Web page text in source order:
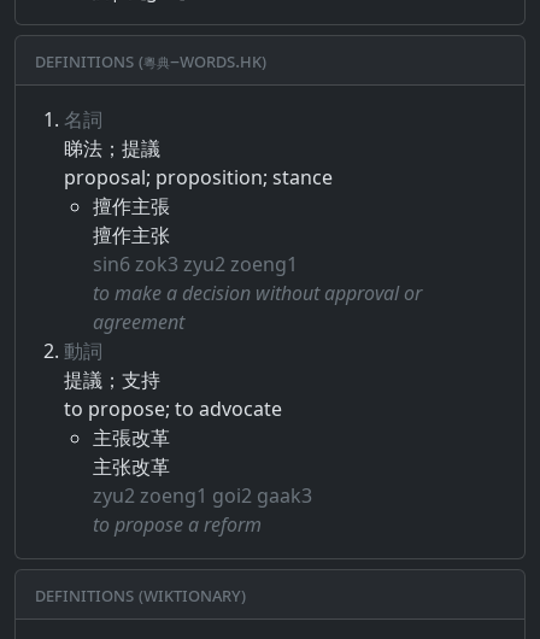
Definitions (粵典–words.hk)
名詞
睇​法​；​提議
proposal; proposition; stance
擅作主張
擅作主张
sin6 zok3 zyu2 zoeng1
to make a decision without approval or
agreement
動詞
提議​；​支持
to propose; to advocate
主張改革
主张改革
zyu2 zoeng1 goi2 gaak3
to propose a reform
Definitions (Wiktionary)